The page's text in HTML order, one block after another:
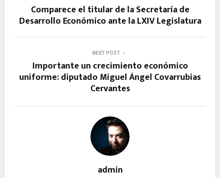
Comparece el titular de la Secretaría de
Desarrollo Económico ante la LXIV Legislatura
NEXT POST
Importante un crecimiento económico
uniforme: diputado Miguel Ángel Covarrubias
Cervantes
admin